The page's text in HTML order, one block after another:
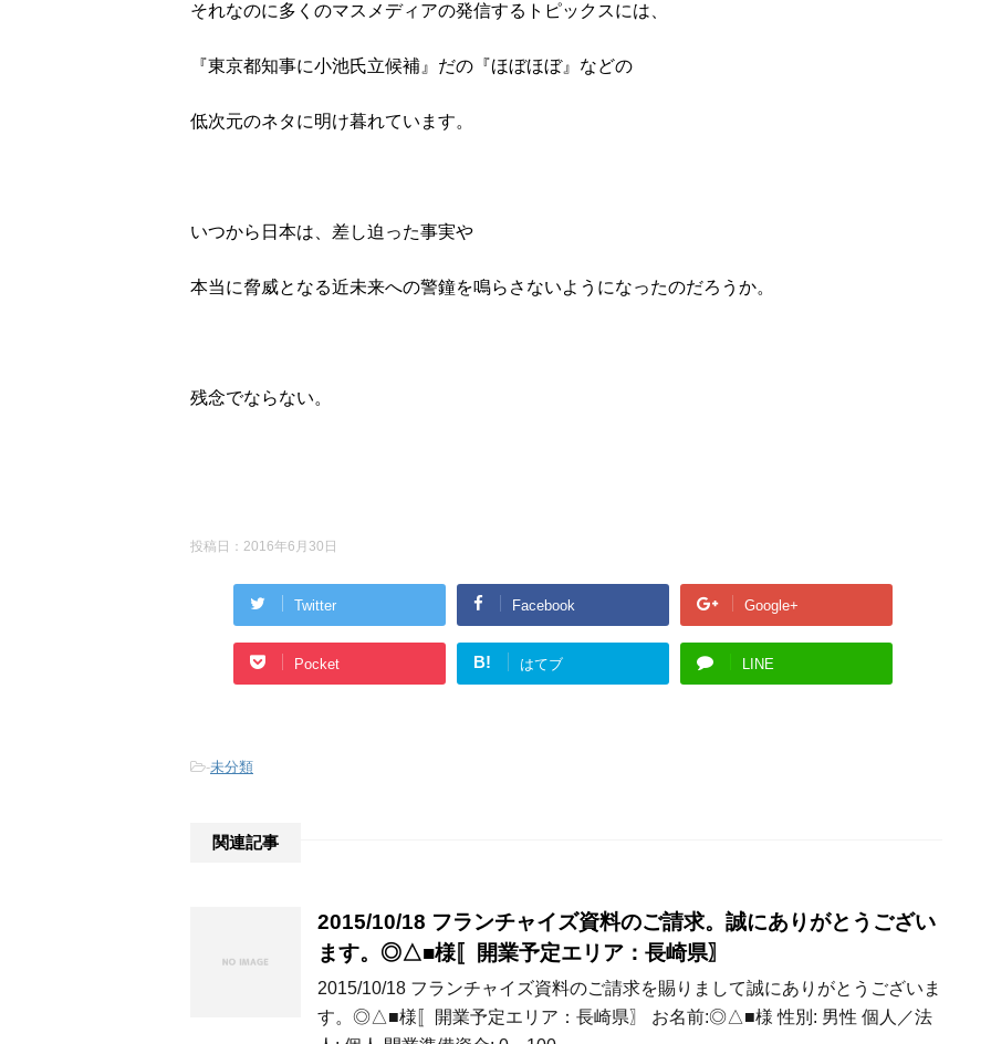
それなのに多くのマスメディアの発信するトピックスには、
『東京都知事に小池氏立候補』だの『ほぼほぼ』などの
低次元のネタに明け暮れています。
いつから日本は、差し迫った事実や
本当に脅威となる近未来への警鐘を鳴らさないようになったのだろうか。
残念でならない。
投稿日： 2016年6月30日
Twitter Facebook Google+
Pocket B! はてブ LINE
-未分類
関連記事
2015/10/18 フランチャイズ資料のご請求。誠にありがとうござい
ます。◎△■様〚開業予定エリア：長崎県〗
2015/10/18 フランチャイズ資料のご請求を賜りまして誠にありがとうございま
す。◎△■様〚開業予定エリア：長崎県〗 お名前:◎△■様 性別: 男性 個人／法